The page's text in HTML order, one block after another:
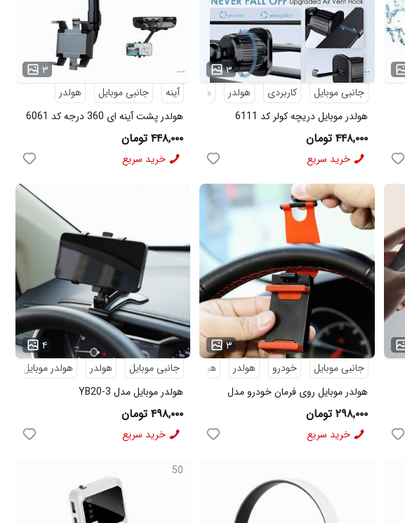
۳
...
جانبی موبایل
کاربردی هولدر
هولدر موبایل
هولدر موبایل دریچه کولر کد 6111
۴۴۸,۰۰۰ تومان
خرید سریع
۳
...
آینه
جانبی موبایل
هولدر
هولدر پشت آینه ای 360 درجه کد 6061
۴۴۸,۰۰۰ تومان
خرید سریع
۳
...
جانبی موبایل
خودرو هولدر
هولدر موبایل
هولدر موبایل روی فرمان خودرو مدل
2587
۲۹۸,۰۰۰ تومان
خرید سریع
۴
...
جانبی موبایل
هولدر
هولدر موبایل
هولدر موبایل مدل YB20-3
۴۹۸,۰۰۰ تومان
خرید سریع
50